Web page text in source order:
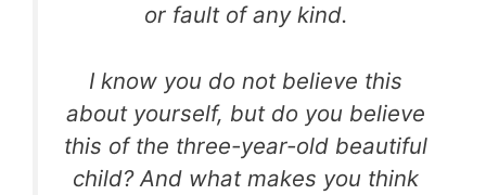
or fault of any kind.
I know you do not believe this
about yourself, but do you believe
this of the three-year-old beautiful
child? And what makes you think